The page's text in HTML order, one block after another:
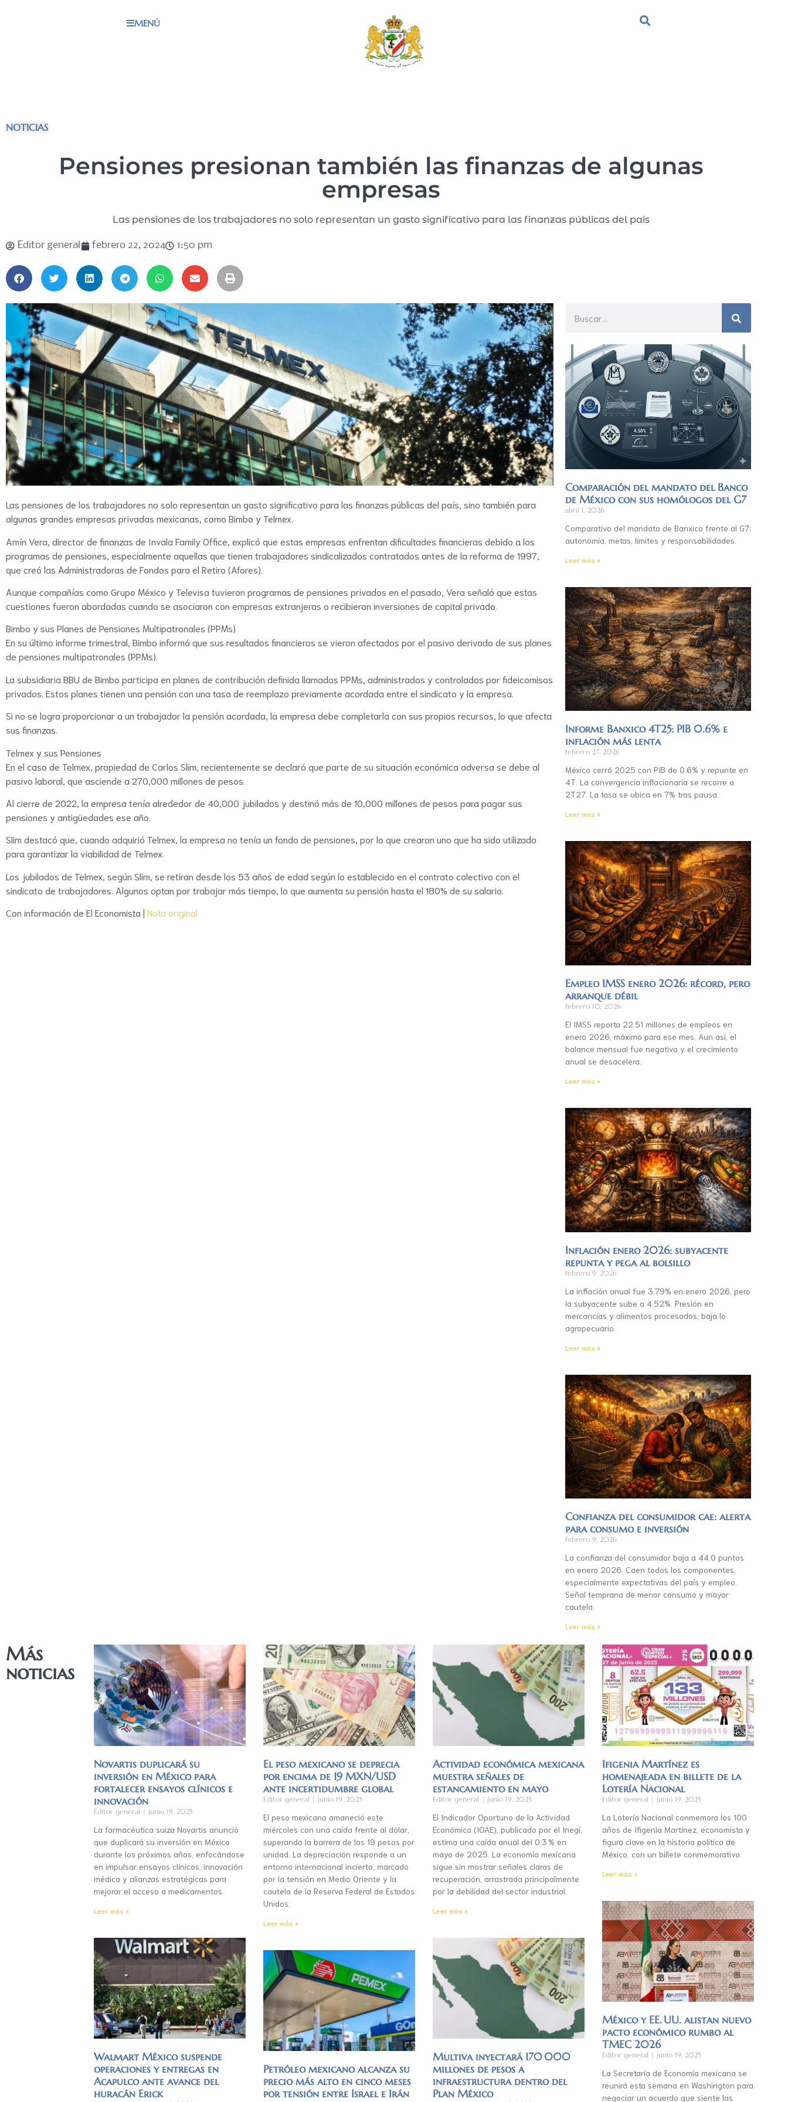
MENÚ
NOTICIAS
Pensiones presionan también las finanzas de algunas
empresas
Las pensiones de los trabajadores no solo representan un gasto significativo para las finanzas públicas del país
Editor general febrero 22, 2024 1:50 pm
Las pensiones de los trabajadores no solo representan un gasto significativo para las finanzas públicas del país, sino también para
algunas grandes empresas privadas mexicanas, como Bimbo y Telmex.
Amín Vera, director de finanzas de Invala Family Office, explicó que estas empresas enfrentan dificultades financieras debido a los
programas de pensiones, especialmente aquellas que tienen trabajadores sindicalizados contratados antes de la reforma de 1997,
que creó las Administradoras de Fondos para el Retiro (Afores).
Aunque compañías como Grupo México y Televisa tuvieron programas de pensiones privados en el pasado, Vera señaló que estas
cuestiones fueron abordadas cuando se asociaron con empresas extranjeras o recibieron inversiones de capital privado.
Bimbo y sus Planes de Pensiones Multipatronales (PPMs)
En su último informe trimestral, Bimbo informó que sus resultados financieros se vieron afectados por el pasivo derivado de sus planes
de pensiones multipatronales (PPMs).
La subsidiaria BBU de Bimbo participa en planes de contribución definida llamados PPMs, administrados y controlados por fideicomisos
privados. Estos planes tienen una pensión con una tasa de reemplazo previamente acordada entre el sindicato y la empresa.
Si no se logra proporcionar a un trabajador la pensión acordada, la empresa debe completarla con sus propios recursos, lo que afecta
sus finanzas.
Telmex y sus Pensiones
En el caso de Telmex, propiedad de Carlos Slim, recientemente se declaró que parte de su situación económica adversa se debe al
pasivo laboral, que asciende a 270,000 millones de pesos.
Al cierre de 2022, la empresa tenía alrededor de 40,000 jubilados y destinó más de 10,000 millones de pesos para pagar sus
pensiones y antigüedades ese año.
Slim destacó que, cuando adquirió Telmex, la empresa no tenía un fondo de pensiones, por lo que crearon uno que ha sido utilizado
para garantizar la viabilidad de Telmex.
Los jubilados de Telmex, según Slim, se retiran desde los 53 años de edad según lo establecido en el contrato colectivo con el
sindicato de trabajadores. Algunos optan por trabajar más tiempo, lo que aumenta su pensión hasta el 180% de su salario.
Con información de El Economista | Nota original
Comparación del mandato del Banco
de México con sus homólogos del G7
abril 1, 2026
Comparativo del mandato de Banxico frente al G7:
autonomía, metas, límites y responsabilidades.
Leer más »
Informe Banxico 4T25: PIB 0.6% e
inflación más lenta
febrero 27, 2026
México cerró 2025 con PIB de 0.6% y repunte en
4T. La convergencia inflacionaria se recorre a
2T27. La tasa se ubica en 7% tras pausa.
Leer más »
Empleo IMSS enero 2026: récord, pero
arranque débil
febrero 10, 2026
El IMSS reporta 22.51 millones de empleos en
enero 2026, máximo para ese mes. Aun así, el
balance mensual fue negativo y el crecimiento
anual se desacelera.
Leer más »
Inflación enero 2026: subyacente
repunta y pega al bolsillo
febrero 9, 2026
La inflación anual fue 3.79% en enero 2026, pero
la subyacente sube a 4.52%. Presión en
mercancías y alimentos procesados; baja lo
agropecuario.
Leer más »
Confianza del consumidor cae: alerta
para consumo e inversión
febrero 9, 2026
La confianza del consumidor baja a 44.0 puntos
en enero 2026. Caen todos los componentes,
especialmente expectativas del país y empleo.
Señal temprana de menor consumo y mayor
cautela.
Leer más »
Más
noticias
Novartis duplicará su
inversión en México para
fortalecer ensayos clínicos e
innovación
Editor general junio 19, 2025
La farmacéutica suiza Novartis anunció
que duplicará su inversión en México
durante los próximos años, enfocándose
en impulsar ensayos clínicos, innovación
médica y alianzas estratégicas para
mejorar el acceso a medicamentos.
Leer más »
El peso mexicano se deprecia
por encima de 19 MXN/USD
ante incertidumbre global
Editor general junio 19, 2025
El peso mexicano amaneció este
miércoles con una caída frente al dólar,
superando la barrera de los 19 pesos por
unidad. La depreciación responde a un
entorno internacional incierto, marcado
por la tensión en Medio Oriente y la
cautela de la Reserva Federal de Estados
Unidos.
Leer más »
Actividad económica mexicana
muestra señales de
estancamiento en mayo
Editor general junio 19, 2025
El Indicador Oportuno de la Actividad
Económica (IOAE), publicado por el Inegi,
estima una caída anual del 0.3 % en
mayo de 2025. La economía mexicana
sigue sin mostrar señales claras de
recuperación, arrastrada principalmente
por la debilidad del sector industrial.
Leer más »
Ifigenia Martínez es
homenajeada en billete de la
Lotería Nacional
Editor general junio 19, 2025
La Lotería Nacional conmemora los 100
años de Ifigenia Martínez, economista y
figura clave en la historia política de
México, con un billete conmemorativo.
Leer más »
Walmart México suspende
operaciones y entregas en
Acapulco ante avance del
huracán Erick
Petróleo mexicano alcanza su
precio más alto en cinco meses
por tensión entre Israel e Irán
Multiva inyectará 170 000
millones de pesos a
infraestructura dentro del
Plan México
México y EE. UU. alistan nuevo
pacto económico rumbo al
TMEC 2026
Editor general junio 19, 2025
La Secretaría de Economía mexicana se
reunirá esta semana en Washington para
negociar un acuerdo que siente las